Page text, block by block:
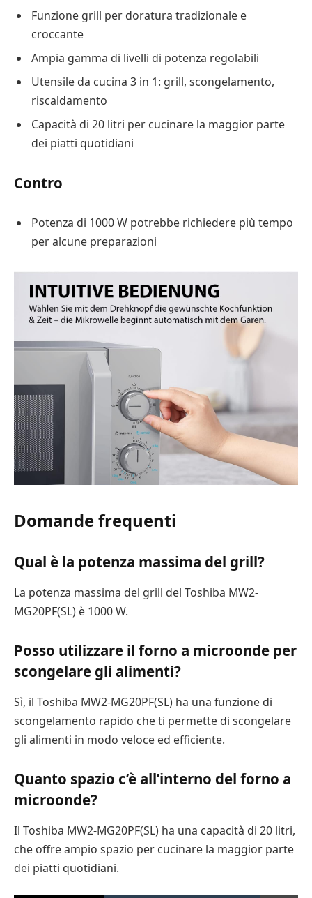
Funzione grill per doratura tradizionale e
croccante
Ampia gamma di livelli di potenza regolabili
Utensile da cucina 3 in 1: grill, scongelamento,
riscaldamento
Capacità di 20 litri per cucinare la maggior parte
dei piatti quotidiani
Contro
Potenza di 1000 W potrebbe richiedere più tempo
per alcune preparazioni
Domande frequenti
Qual è la potenza massima del grill?
La potenza massima del grill del Toshiba MW2-
MG20PF(SL) è 1000 W.
Posso utilizzare il forno a microonde per
scongelare gli alimenti?
Sì, il Toshiba MW2-MG20PF(SL) ha una funzione di
scongelamento rapido che ti permette di scongelare
gli alimenti in modo veloce ed efficiente.
Quanto spazio c’è all’interno del forno a
microonde?
Il Toshiba MW2-MG20PF(SL) ha una capacità di 20 litri,
che offre ampio spazio per cucinare la maggior parte
dei piatti quotidiani.